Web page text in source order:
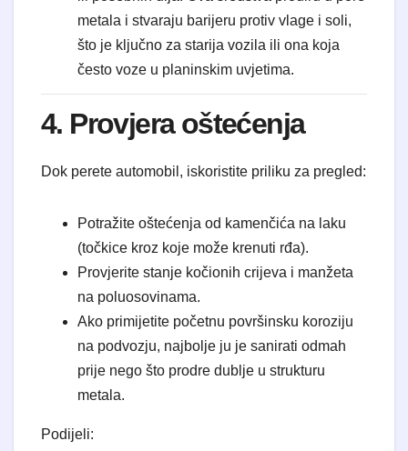
metala i stvaraju barijeru protiv vlage i soli,
što je ključno za starija vozila ili ona koja
često voze u planinskim uvjetima.
4. Provjera oštećenja
Dok perete automobil, iskoristite priliku za pregled:
Potražite oštećenja od kamenčića na laku
(točkice kroz koje može krenuti rđa).
Provjerite stanje kočionih crijeva i manžeta
na poluosovinama.
Ako primijetite početnu površinsku koroziju
na podvozju, najbolje ju je sanirati odmah
prije nego što prodre dublje u strukturu
metala.
Podijeli: